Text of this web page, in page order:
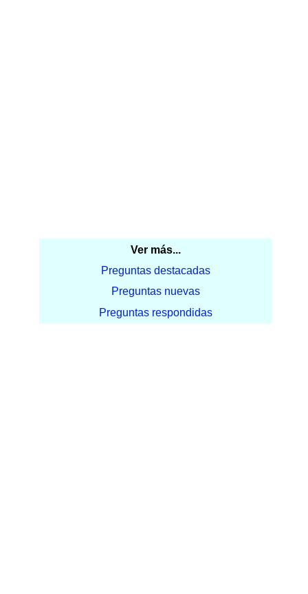
Ver más...
Preguntas destacadas
Preguntas nuevas
Preguntas respondidas